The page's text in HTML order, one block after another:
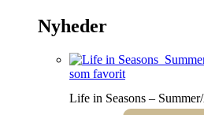
Nyheder
som favorit
Life in Seasons –